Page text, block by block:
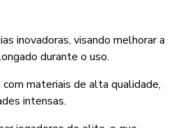
inovadoras, visando melhorar a
durante o uso.
materiais de alta qualidade,
intensas.